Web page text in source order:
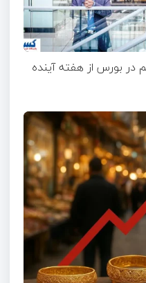
در بورس از هفته آینده